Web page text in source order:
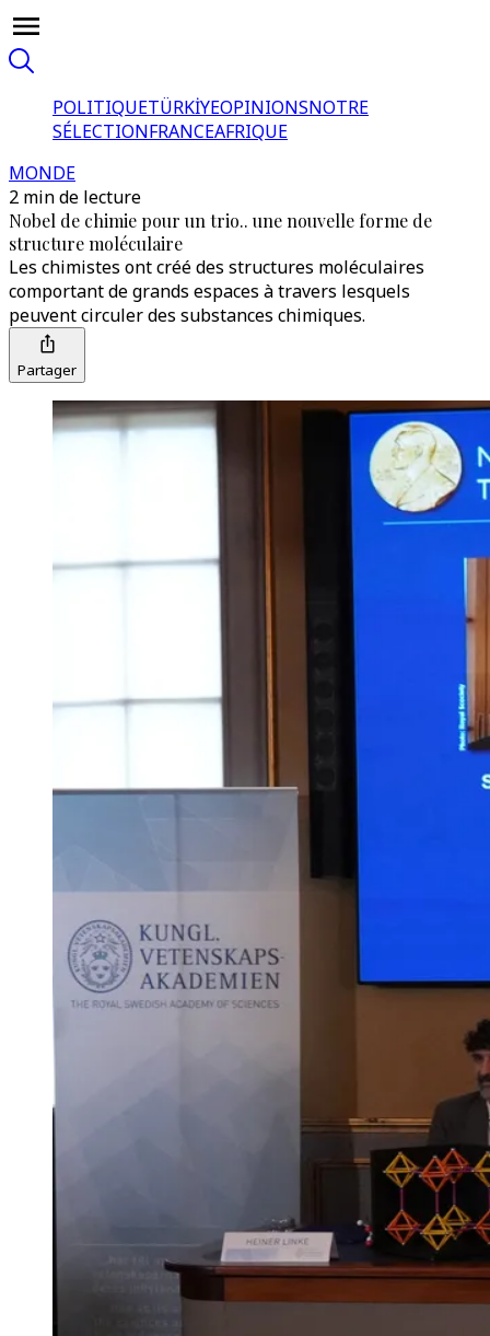
POLITIQUETÜRKİYEOPINIONSNOTRE
SÉLECTIONFRANCEAFRIQUE
MONDE
2 min de lecture
Nobel de chimie pour un trio.. une nouvelle forme de
structure moléculaire
Les chimistes ont créé des structures moléculaires
comportant de grands espaces à travers lesquels
peuvent circuler des substances chimiques.
Partager